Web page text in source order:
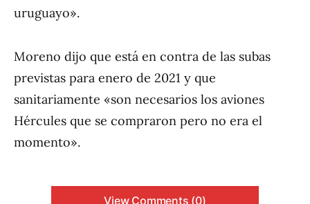
uruguayo».
Moreno dijo que está en contra de las subas
previstas para enero de 2021 y que
sanitariamente «son necesarios los aviones
Hércules que se compraron pero no era el
momento».
View Comments (0)